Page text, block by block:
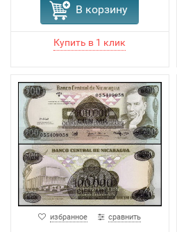
В корзину
избранное сравнить